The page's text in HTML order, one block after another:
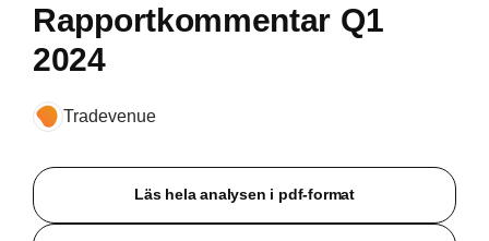
Rapportkommentar Q1
2024
Tradevenue
Läs hela analysen i pdf-format